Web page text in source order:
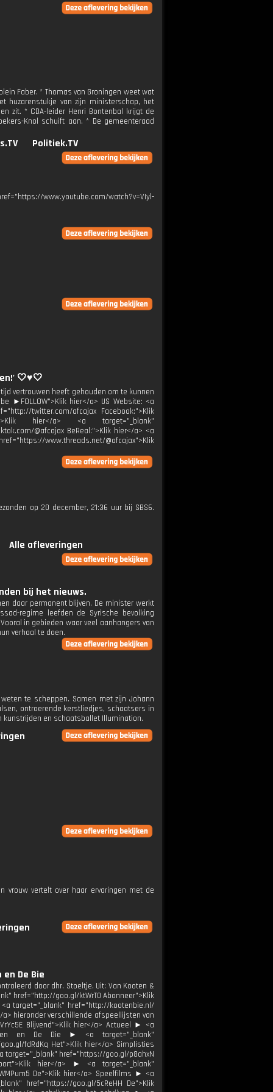
Faber. * Thomas van Groningen weet wat
huzarenstukje van zijn ministerschap, het
zit. * CDA-leider Henri Bontenbal krijgt de
Knol schuift aan. * De gemeenteraad
Politiek.TV
www.youtube.com/watch?v=VIyl-
🤍♥️🤍
vertrouwen heeft gehouden om te kunnen
►FOLLOW">Klik hier</a> US Website: <a
twitter.com/afcajax Facebook:">Klik
hier</a> <a target="_blank"
@afcajax BeReal:">Klik hier</a> <a
www.threads.net/@afcajax">Klik
op 20 december, 21:36 uur bij SBS6.
Alle afleveringen
bij het nieuws.
daar permanent blijven. De minister werkt
regime leefden de Syrische bevolking
in gebieden waar veel aanhangers van
verhaal te doen.
te scheppen. Samen met zijn Johann
ontroerende kerstliedjes, schaatsers in
kunstrijden en schaatsballet Illumination.
vrouw vertelt over haar ervaringen met de
De Bie
door dhr. Stoeltje. Uit: Van Kooten &
href="http://goo.gl/ktWrT0 Abonneer">Klik
target="_blank" href="http://kootenbie.nl/
hieronder verschillende afspeellijsten van
Blijvend">Klik hier</a> Actueel ► <a
en De Die ► <a target="_blank"
fdRdKq Het">Klik hier</a> Simplisties
target="_blank" href="https://goo.gl/p8ahxN
hier</a> ► <a target="_blank"
De">Klik hier</a> Speelfilms ► <a
href="https://goo.gl/5cReHH De">Klik